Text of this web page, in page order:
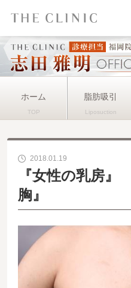
ホーム 脂肪吸引
2018.01.19
『女性の乳房
胸』